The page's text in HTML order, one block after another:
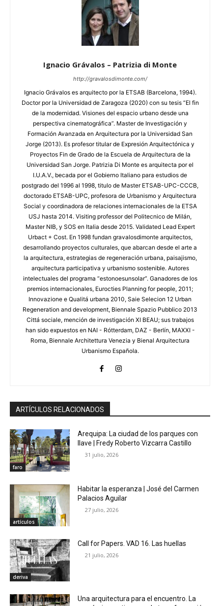
Ignacio Grávalos – Patrizia di Monte
http://gravalosdimonte.com/
Ignacio Grávalos es arquitecto por la ETSAB (Barcelona, 1994).
Doctor por la Universidad de Zaragoza (2020) con su tesis “El fin
de la modernidad. Visiones del espacio urbano desde una
perspectiva cinematográfica”. Master de Investigación y
Formación Avanzada en Arquitectura por la Universidad San
Jorge (2013). Es profesor titular de Expresión Arquitectónica y
Proyectos Fin de Grado de la Escuela de Arquitectura de la
Universidad San Jorge. Patrizia Di Monte es arquitecta por el
I.U.A.V., becada por el Gobierno Italiano para estudios de
postgrado del 1996 al 1998, titulo de Master ETSAB-UPC-CCCB,
doctorado ETSAB-UPC, profesora de Urbanismo y Arquitectura
Social y coordinadora de relaciones internacionales de la ETSA
USJ hasta 2014. Visiting professor del Politecnico de Milán,
Master NIB, y SOS en Italia desde 2015. Validated Lead Expert
Urbact + Cost. En 1998 fundan gravalosdimonte arquitectos,
desarrollando proyectos culturales, que abarcan desde el arte a
la arquitectura, estrategias de regeneración urbana, paisajismo,
arquitectura participativa y urbanismo sostenible. Autores
intelectuales del programa “estonoesunsolar”. Ganadores de los
premios internacionales, Eurocties Planning for people, 2011;
Innovazione e Qualitá urbana 2010, Saie Selecion 12 Urban
Regeneration and development, Biennale Spazio Pubblico 2013
Cittá sociale, mención de investigación XI BEAU; sus trabajos
han sido expuestos en NAI - Rótterdam, DAZ - Berlín, MAXXI -
Roma, Biennale Architettura Venezia y Bienal Arquitectura
Urbanismo Española.
ARTÍCULOS RELACIONADOS
faro
Arequipa: La ciudad de los parques con
llave | Fredy Roberto Vizcarra Castillo
31 julio, 2026
artículos
Habitar la esperanza | José del Carmen
Palacios Aguilar
27 julio, 2026
deriva
Call for Papers. VAD 16. Las huellas
21 julio, 2026
Una arquitectura para el encuentro. La